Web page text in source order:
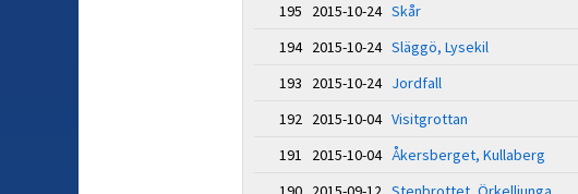
195 2015-10-24 Skår
194 2015-10-24 Släggö, Lysekil
193 2015-10-24 Jordfall
192 2015-10-04 Visitgrottan
191 2015-10-04 Åkersberget, Kullaberg